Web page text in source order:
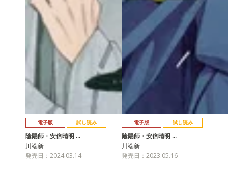
電子版 試し読み
陰陽師・安倍晴明 …
川端新
発売日：2024.03.14
電子版 試し読み
陰陽師・安倍晴明 …
川端新
発売日：2023.05.16